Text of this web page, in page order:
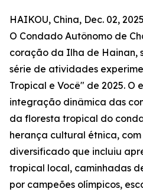
HAIKOU, China, Dec. 02,
O Condado Autônomo de
coração da Ilha de Hainan,
série de atividades
Tropical e Você" de 2025. O
integração dinâmica das
da floresta tropical do
herança cultural étnica,
diversificado que incluiu
tropical local, caminhadas
por campeões olímpicos,